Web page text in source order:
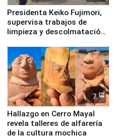
Presidenta Keiko Fujimori,
supervisa trabajos de
limpieza y descolmatación
7
Hallazgo en Cerro Mayal
revela talleres de alfarería
de la cultura mochica